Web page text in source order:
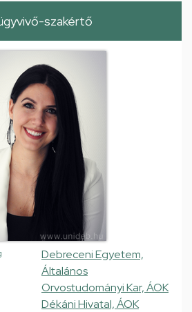
szakértő
Debreceni Egyetem,
Általános
Orvostudományi Kar, ÁOK
Dékáni Hivatal, ÁOK